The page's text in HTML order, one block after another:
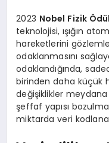
2023 Nobel Fizik
teknolojisi, ışığın
hareketlerini
odaklanmasını
odaklandığında,
birinden daha küçük
değişiklikler
şeffaf yapısı
miktarda veri